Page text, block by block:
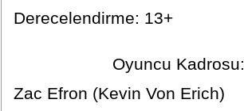
Derecelendirme: 13+
Oyuncu Kadrosu:
Zac Efron (Kevin Von Erich)